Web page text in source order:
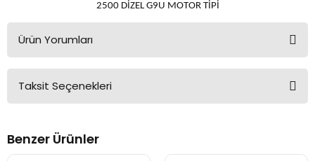
2500 DİZEL G9U MOTOR TİPİ
Ürün Yorumları
Bu ürüne ilk yorumu siz yapın!
Taksit Seçenekleri
Benzer Ürünler